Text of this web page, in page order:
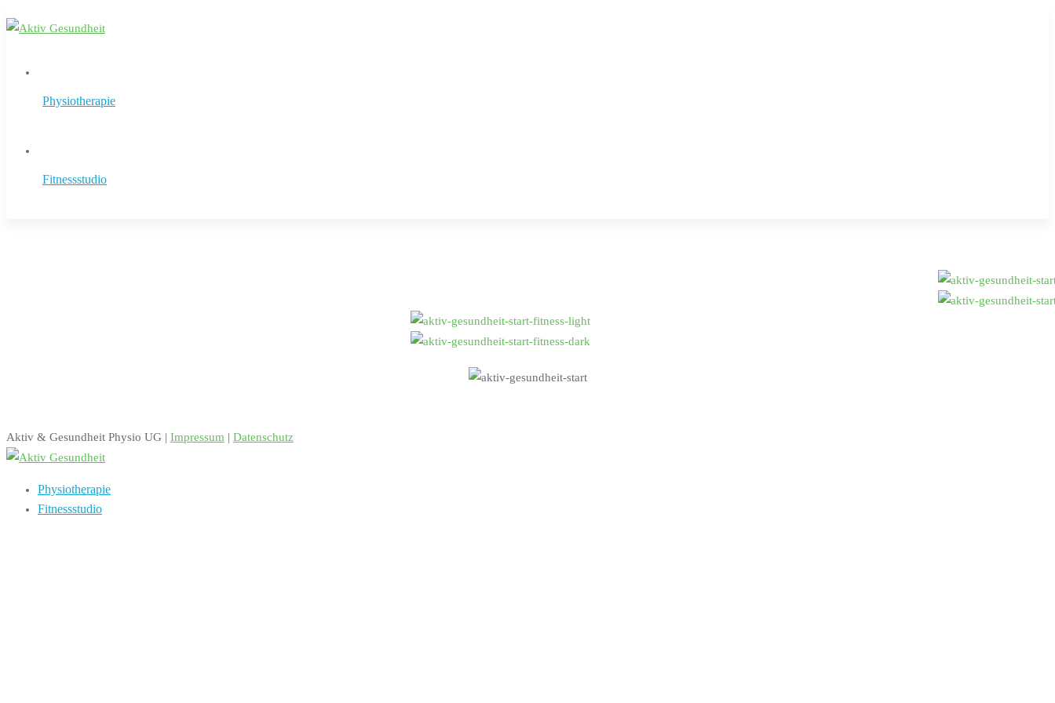
Physiotherapie
Fitnessstudio
Aktiv & Gesundheit Physio UG | Impressum | Datenschutz
Physiotherapie
Fitnessstudio